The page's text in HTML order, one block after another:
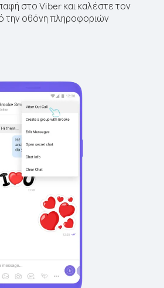
στο Viber και καλέστε τον
την οθόνη πληροφοριών